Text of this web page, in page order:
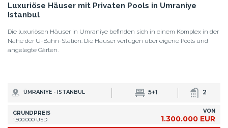
Luxuriöse Häuser mit Privaten Pools in Umraniye
Istanbul
Die luxuriösen Häuser in Umraniye befinden sich in einem Komplex in der
Nähe der U-Bahn-Station. Die Häuser verfügen über eigene Pools und
angelegte Gärten.
ÜMRANIYE - ISTANBUL 5+1 2
GRUNDPREIS
1.500.000 USD
VON
1.300.000 EUR